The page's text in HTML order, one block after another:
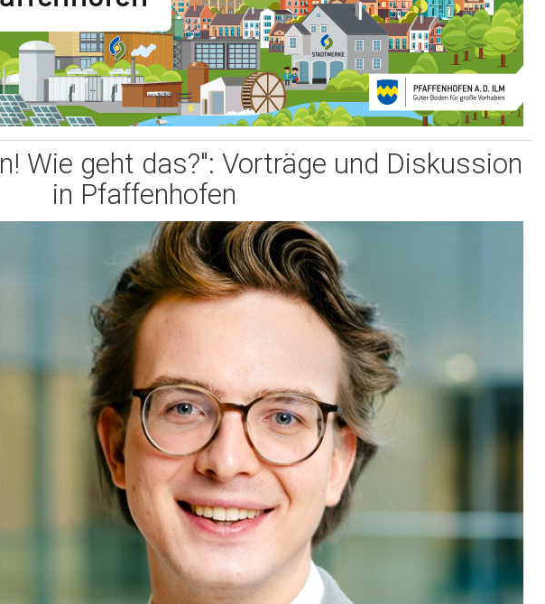
Wie geht das?": Vorträge und Diskussion
in Pfaffenhofen